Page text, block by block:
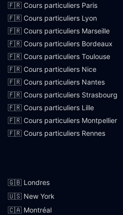
🇫🇷 Cours particuliers Paris
🇫🇷 Cours particuliers Lyon
🇫🇷 Cours particuliers Marseille
🇫🇷 Cours particuliers Bordeaux
🇫🇷 Cours particuliers Toulouse
🇫🇷 Cours particuliers Nice
🇫🇷 Cours particuliers Nantes
🇫🇷 Cours particuliers Strasbourg
🇫🇷 Cours particuliers Lille
🇫🇷 Cours particuliers Montpellier
🇫🇷 Cours particuliers Rennes
🇬🇧 Londres
🇺🇸 New York
🇨🇦 Montréal